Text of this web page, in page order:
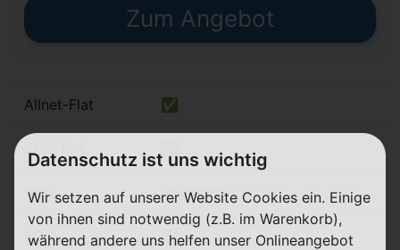
Zum Angebot
Allnet-Flat ✅
Netz Vodafone (D2)
5G ✅
Datenschutz ist uns wichtig
Wir setzen auf unserer Website Cookies ein. Einige
von ihnen sind notwendig (z.B. im Warenkorb),
während andere uns helfen unser Onlineangebot